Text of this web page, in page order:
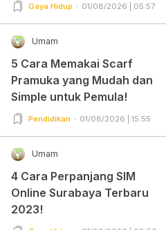
Gaya Hidup 01/08/2026 | 05:57
Umam
5 Cara Memakai Scarf
Pramuka yang Mudah dan
Simple untuk Pemula!
Pendidikan 01/08/2026 | 15:55
Umam
4 Cara Perpanjang SIM
Online Surabaya Terbaru
2023!